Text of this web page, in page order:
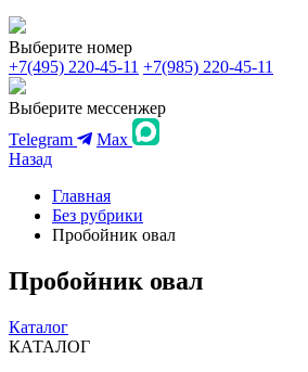
Выберите номер
+7(495) 220-45-11 +7(985) 220-45-11
Выберите мессенжер
Telegram
Max
Назад
Главная
Без рубрики
Пробойник овал
Пробойник овал
Каталог
КАТАЛОГ